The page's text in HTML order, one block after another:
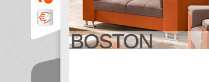
BOSTON